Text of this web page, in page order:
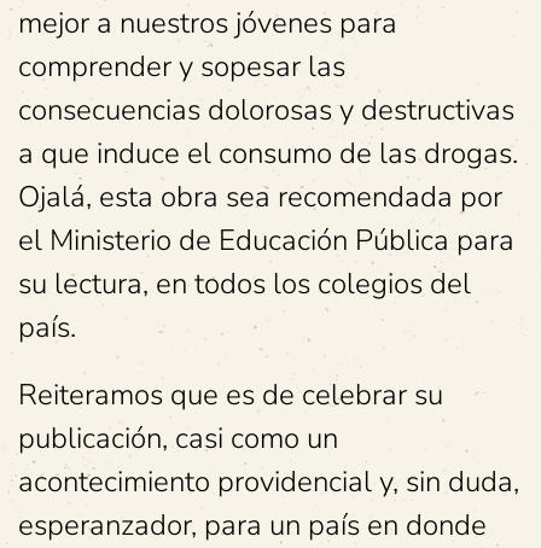
mejor a nuestros jóvenes para
comprender y sopesar las
consecuencias dolorosas y destructivas
a que induce el consumo de las drogas.
Ojalá, esta obra sea recomendada por
el Ministerio de Educación Pública para
su lectura, en todos los colegios del
país.
Reiteramos que es de celebrar su
publicación, casi como un
acontecimiento providencial y, sin duda,
esperanzador, para un país en donde